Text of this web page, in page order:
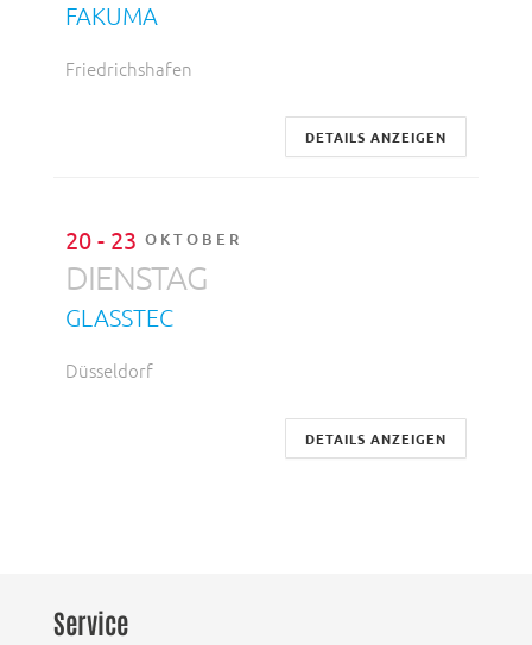
FAKUMA
Friedrichshafen
DETAILS ANZEIGEN
20 - 23 OKTOBER
DIENSTAG
GLASSTEC
Düsseldorf
DETAILS ANZEIGEN
Service